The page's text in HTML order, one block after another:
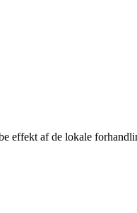
effekt af de lokale